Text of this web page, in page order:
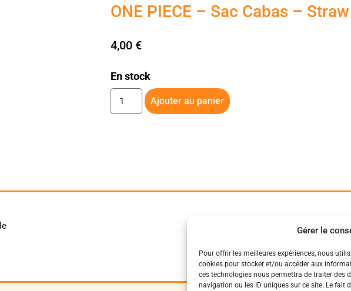
Gérer le
Pour offrir les meilleures expériences, nous
cookies pour stocker et/ou accéder aux
ces technologies nous permettra de traiter des
navigation ou les ID uniques sur ce site. Le fait
ONE PIECE – Sac Cabas –
4,00 €
En stock
Ajouter au panier